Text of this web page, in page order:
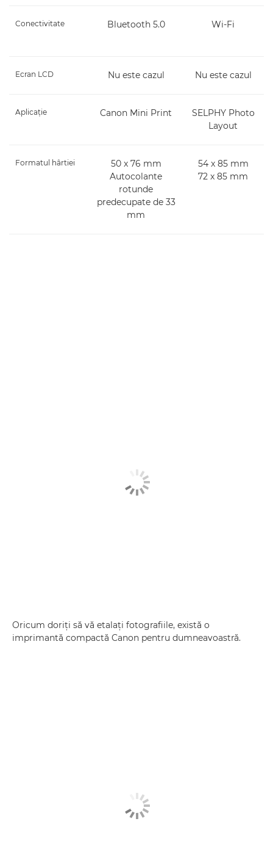
Conectivitate Bluetooth 5.0 Wi-Fi
Ecran LCD Nu este cazul Nu este cazul
Aplicaţie Canon Mini Print
SELPHY Photo
Layout
Formatul hârtiei
50 x 76 mm
Autocolante
rotunde
predecupate de 33
mm
54 x 85 mm
72 x 85 mm
Oricum doriţi să vă etalaţi fotografiile, există o
imprimantă compactă Canon pentru dumneavoastră.